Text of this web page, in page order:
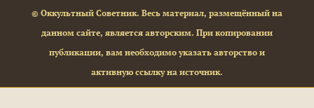
© Оккультный Советник. Весь материал, размещённый на
данном сайте, является авторским. При копировании
публикации, вам необходимо указать авторство и
активную ссылку на источник.